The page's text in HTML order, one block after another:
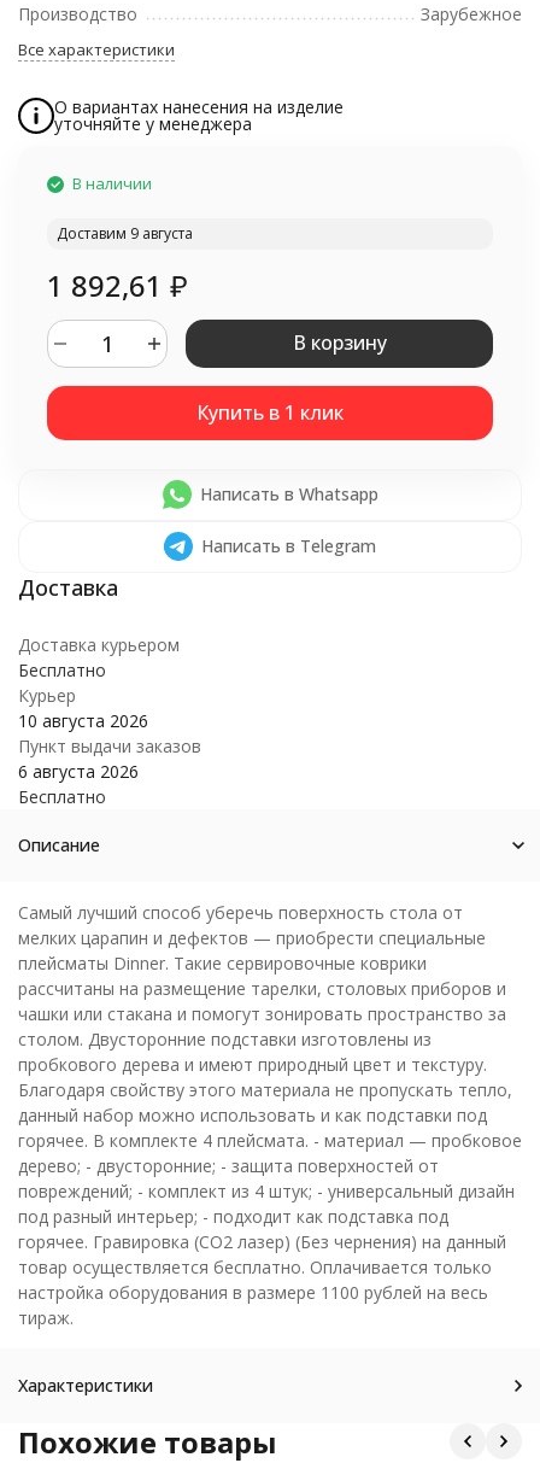
Производство
Зарубежное
Все характеристики
О вариантах нанесения на изделие
уточняйте у менеджера
В наличии
Доставим 9 августа
1 892,61 ₽
В корзину
Написать в Whatsapp
Написать в Telegram
Доставка курьером
Бесплатно
Курьер
10 августа 2026
Пункт выдачи заказов
6 августа 2026
Бесплатно
Описание
Самый лучший способ уберечь поверхность стола от
мелких царапин и дефектов — приобрести специальные
плейсматы Dinner. Такие сервировочные коврики
рассчитаны на размещение тарелки, столовых приборов и
чашки или стакана и помогут зонировать пространство за
столом. Двусторонние подставки изготовлены из
пробкового дерева и имеют природный цвет и текстуру.
Благодаря свойству этого материала не пропускать тепло,
данный набор можно использовать и как подставки под
горячее. В комплекте 4 плейсмата. - материал — пробковое
дерево; - двусторонние; - защита поверхностей от
повреждений; - комплект из 4 штук; - универсальный дизайн
под разный интерьер; - подходит как подставка под
горячее. Гравировка (CO2 лазер) (Без чернения) на данный
товар осуществляется бесплатно. Оплачивается только
настройка оборудования в размере 1100 рублей на весь
тираж.
Характеристики
Похожие товары